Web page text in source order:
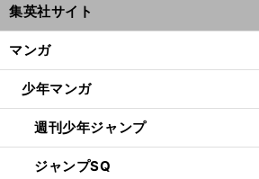
集英社サイト
マンガ
少年マンガ
週刊少年ジャンプ
ジャンプSQ